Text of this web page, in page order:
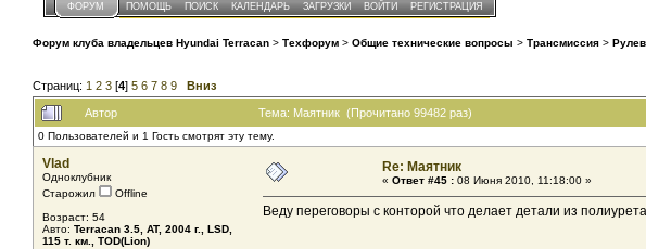
ФОРУМ ПОМОЩЬ ПОИСК КАЛЕНДАРЬ ЗАГРУЗКИ ВОЙТИ РЕГИСТРАЦИЯ
Форум клуба владельцев Hyundai Terracan > Техфорум > Общие технические вопросы > Трансмиссия >
Страниц: 1 2 3 [4] 5 6 7 8 9 Вниз
Автор Тема: Маятник (Прочитано 99482 раз)
0 Пользователей и 1 Гость смотрят эту тему.
Vlad
Одноклубник
Старожил
Offline
Возраст: 54
Авто: Terracan 3.5, AT, 2004 г., LSD,
115 т. км., TOD(Lion)
Re: Маятник
« Ответ #45 : 08 Июня 2010, 11:18:00 »
Веду переговоры с конторой что делает детали из